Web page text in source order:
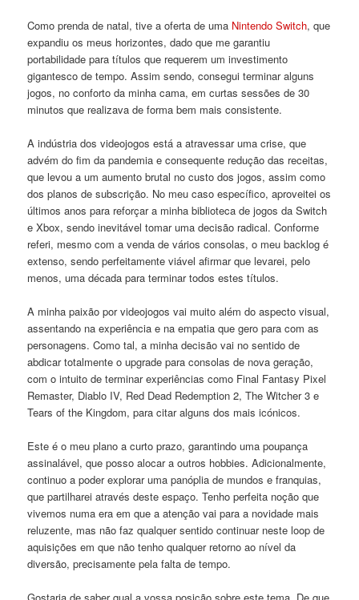
Como prenda de natal, tive a oferta de uma Nintendo Switch, que
expandiu os meus horizontes, dado que me garantiu
portabilidade para títulos que requerem um investimento
gigantesco de tempo. Assim sendo, consegui terminar alguns
jogos, no conforto da minha cama, em curtas sessões de 30
minutos que realizava de forma bem mais consistente.
A indústria dos videojogos está a atravessar uma crise, que
advém do fim da pandemia e consequente redução das receitas,
que levou a um aumento brutal no custo dos jogos, assim como
dos planos de subscrição. No meu caso específico, aproveitei os
últimos anos para reforçar a minha biblioteca de jogos da Switch
e Xbox, sendo inevitável tomar uma decisão radical. Conforme
referi, mesmo com a venda de vários consolas, o meu backlog é
extenso, sendo perfeitamente viável afirmar que levarei, pelo
menos, uma década para terminar todos estes títulos.
A minha paixão por videojogos vai muito além do aspecto visual,
assentando na experiência e na empatia que gero para com as
personagens. Como tal, a minha decisão vai no sentido de
abdicar totalmente o upgrade para consolas de nova geração,
com o intuito de terminar experiências como Final Fantasy Pixel
Remaster, Diablo IV, Red Dead Redemption 2, The Witcher 3 e
Tears of the Kingdom, para citar alguns dos mais icónicos.
Este é o meu plano a curto prazo, garantindo uma poupança
assinalável, que posso alocar a outros hobbies. Adicionalmente,
continuo a poder explorar uma panóplia de mundos e franquias,
que partilharei através deste espaço. Tenho perfeita noção que
vivemos numa era em que a atenção vai para a novidade mais
reluzente, mas não faz qualquer sentido continuar neste loop de
aquisições em que não tenho qualquer retorno ao nível da
diversão, precisamente pela falta de tempo.